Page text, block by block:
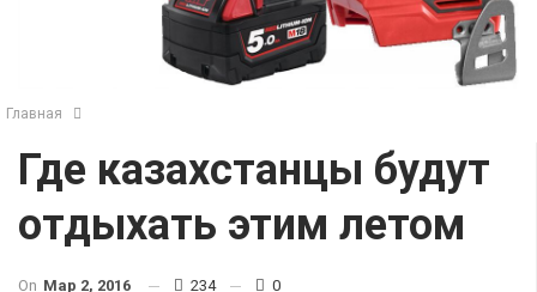
Главная
Где казахстанцы будут
отдыхать этим летом
On Мар 2, 2016 234 0